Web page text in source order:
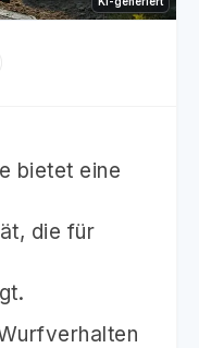
bietet eine
die für